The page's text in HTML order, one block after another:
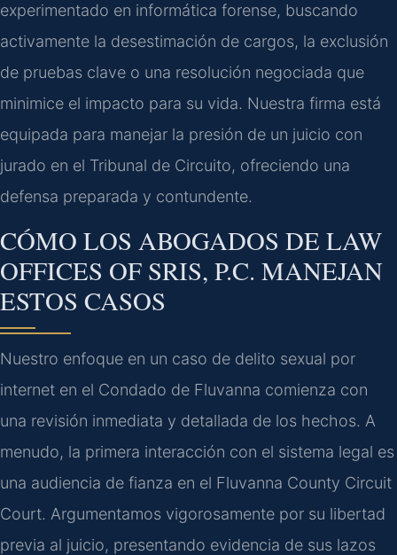
experimentado en informática forense, buscando
activamente la desestimación de cargos, la exclusión
de pruebas clave o una resolución negociada que
minimice el impacto para su vida. Nuestra firma está
equipada para manejar la presión de un juicio con
jurado en el Tribunal de Circuito, ofreciendo una
defensa preparada y contundente.
CÓMO LOS ABOGADOS DE LAW
OFFICES OF SRIS, P.C. MANEJAN
ESTOS CASOS
Nuestro enfoque en un caso de delito sexual por
internet en el Condado de Fluvanna comienza con
una revisión inmediata y detallada de los hechos. A
menudo, la primera interacción con el sistema legal es
una audiencia de fianza en el Fluvanna County Circuit
Court. Argumentamos vigorosamente por su libertad
previa al juicio, presentando evidencia de sus lazos